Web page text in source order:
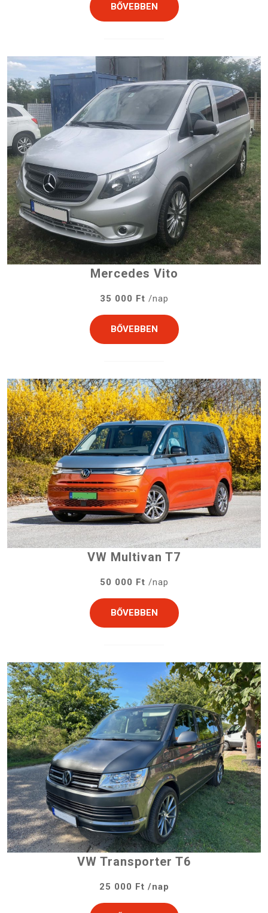
BŐVEBBEN
Mercedes Vito
35 000 Ft /nap
BŐVEBBEN
VW Multivan T7
50 000 Ft /nap
BŐVEBBEN
VW Transporter T6
25 000 Ft /nap